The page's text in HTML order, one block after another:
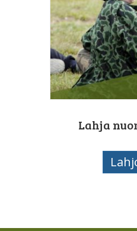
Lahja